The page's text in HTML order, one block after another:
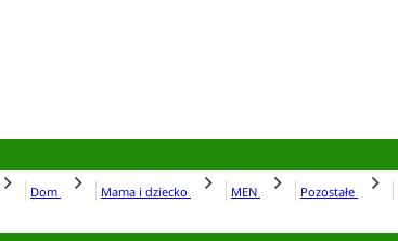
Dom Mama i dziecko MEN Pozostałe